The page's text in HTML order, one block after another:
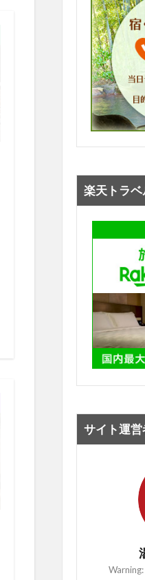
楽天トラ
サイト運営